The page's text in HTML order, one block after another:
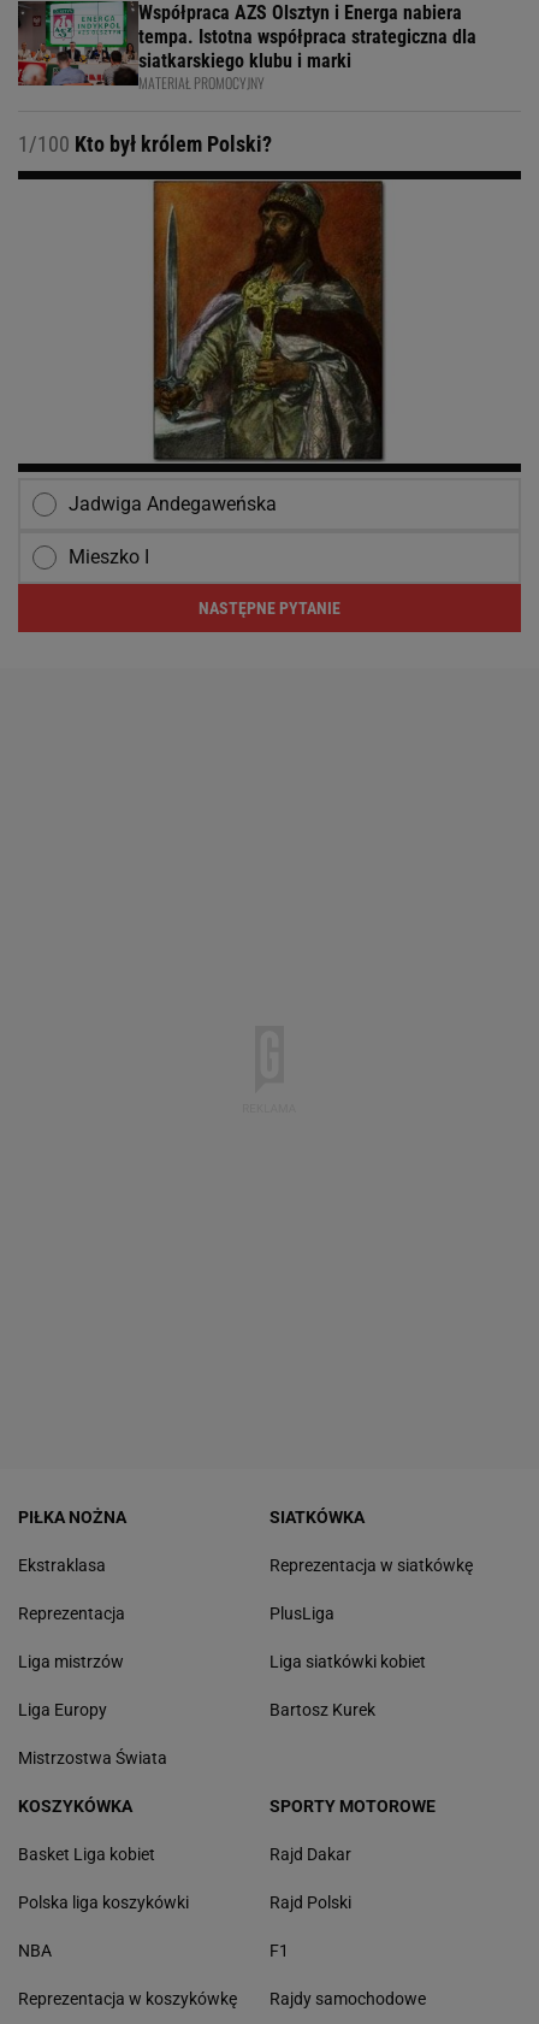
Współpraca AZS Olsztyn i Energa nabiera
tempa. Istotna współpraca strategiczna dla
siatkarskiego klubu i marki
MATERIAŁ PROMOCYJNY
1/100 Kto był królem Polski?
Jadwiga Andegaweńska
Mieszko I
NASTĘPNE PYTANIE
PIŁKA NOŻNA
Ekstraklasa
Reprezentacja
Liga mistrzów
Liga Europy
Mistrzostwa Świata
SIATKÓWKA
Reprezentacja w siatkówkę
PlusLiga
Liga siatkówki kobiet
Bartosz Kurek
KOSZYKÓWKA
Basket Liga kobiet
Polska liga koszykówki
NBA
Reprezentacja w koszykówkę
SPORTY MOTOROWE
Rajd Dakar
Rajd Polski
F1
Rajdy samochodowe